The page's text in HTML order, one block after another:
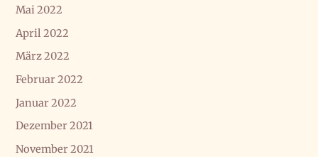
Mai 2022
April 2022
März 2022
Februar 2022
Januar 2022
Dezember 2021
November 2021